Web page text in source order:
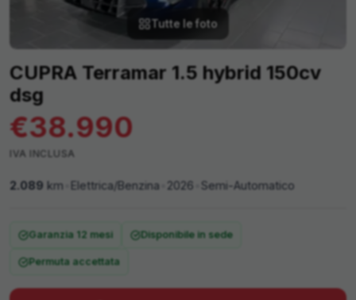
Tutte le foto
CUPRA Terramar 1.5 hybrid 150cv
dsg
€38.990
IVA INCLUSA
2.089 km Elettrica/Benzina 2026 Semi-Automatico
Garanzia 12 mesi Disponibile in sede
Permuta accettata